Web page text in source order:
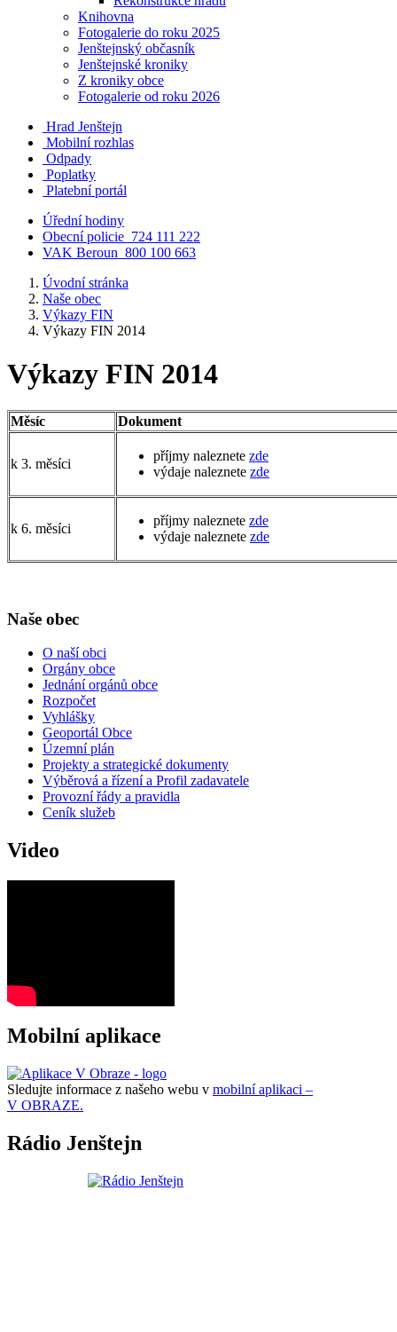
Knihovna
Fotogalerie do roku 2025
Jenštejnský občasník
Jenštejnské kroniky
Z kroniky obce
Fotogalerie od roku 2026
Hrad Jenštejn
Mobilní rozhlas
Odpady
Poplatky
Platební portál
Úřední hodiny
Obecní policie 724 111 222
VAK Beroun 800 100 663
Úvodní stránka
Naše obec
Výkazy FIN
Výkazy FIN 2014
Výkazy FIN 2014
Měsíc Dokument
k 3. měsíci
příjmy naleznete zde
výdaje naleznete zde
k 6. měsíci
příjmy naleznete zde
výdaje naleznete zde
Naše obec
O naší obci
Orgány obce
Jednání orgánů obce
Rozpočet
Vyhlášky
Geoportál Obce
Územní plán
Projekty a strategické dokumenty
Výběrová a řízení a Profil zadavatele
Provozní řády a pravidla
Ceník služeb
Video
Mobilní aplikace
Sledujte informace z našeho webu v mobilní aplikaci –
V OBRAZE.
Rádio Jenštejn